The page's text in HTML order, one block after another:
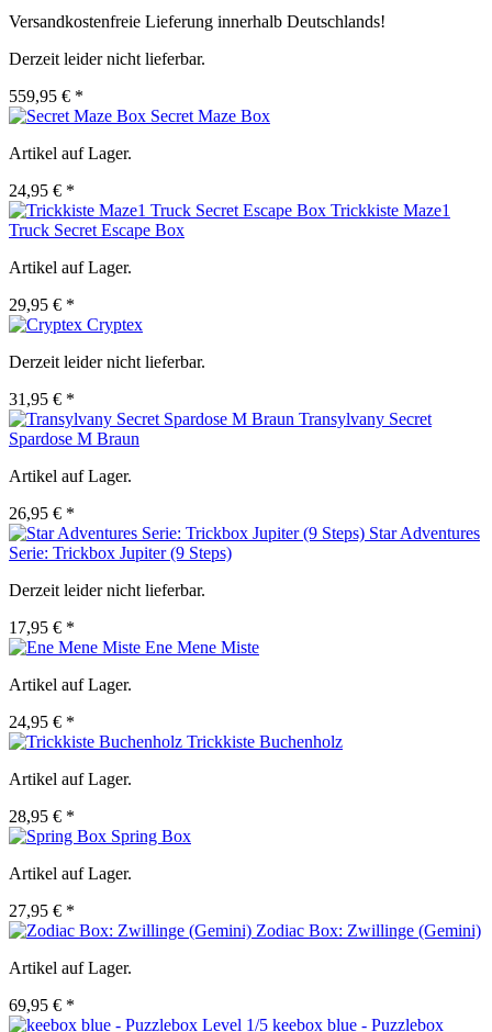
Versandkostenfreie Lieferung innerhalb Deutschlands!
Derzeit leider nicht lieferbar.
559,95 € *
Secret Maze Box
Artikel auf Lager.
24,95 € *
Trickkiste Maze1
Truck Secret Escape Box
Artikel auf Lager.
29,95 € *
Cryptex
Derzeit leider nicht lieferbar.
31,95 € *
Transylvany Secret
Spardose M Braun
Artikel auf Lager.
26,95 € *
Star Adventures
Serie: Trickbox Jupiter (9 Steps)
Derzeit leider nicht lieferbar.
17,95 € *
Ene Mene Miste
Artikel auf Lager.
24,95 € *
Trickkiste Buchenholz
Artikel auf Lager.
28,95 € *
Spring Box
Artikel auf Lager.
27,95 € *
Zodiac Box: Zwillinge (Gemini)
Artikel auf Lager.
69,95 € *
keebox blue - Puzzlebox